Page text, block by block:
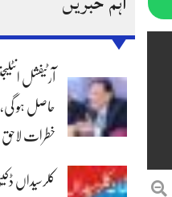
آرٹیفشل
خطرات لاحق